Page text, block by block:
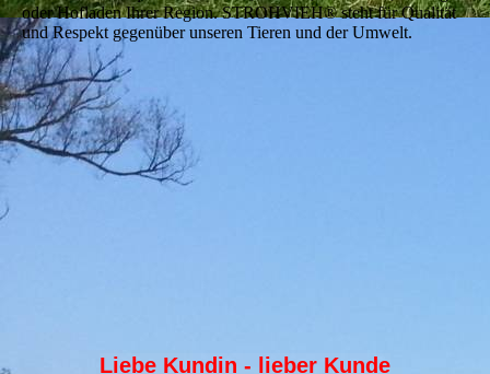
oder Hofladen Ihrer Region. STROHVIEH® steht für Qualität
und Respekt gegenüber unseren Tieren und der Umwelt.
Liebe Kundin - lieber Kunde